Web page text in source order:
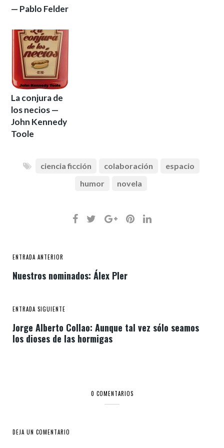
— Pablo Felder
La conjura de
los necios —
John Kennedy
Toole
ciencia ficción colaboración
espacio
humor
novela
ENTRADA ANTERIOR
Nuestros nominados: Álex Pler
ENTRADA SIGUIENTE
Jorge Alberto Collao: Aunque tal vez sólo seamos
los dioses de las hormigas
0 COMENTARIOS
DEJA UN COMENTARIO